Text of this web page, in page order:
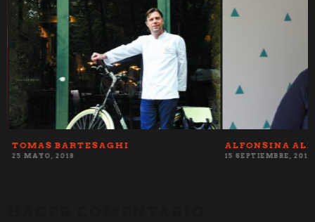
TOMAS BARTESAGHI
25 MAYO, 2018
ALFONSINA
15 SEPTIEMBRE, 2017